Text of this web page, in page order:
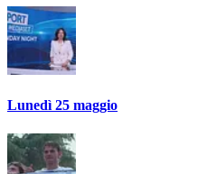
Lunedì 25 maggio